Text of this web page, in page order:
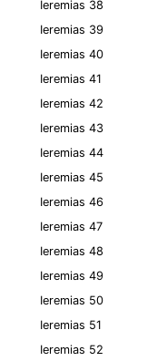
Ieremias 38
Ieremias 39
Ieremias 40
Ieremias 41
Ieremias 42
Ieremias 43
Ieremias 44
Ieremias 45
Ieremias 46
Ieremias 47
Ieremias 48
Ieremias 49
Ieremias 50
Ieremias 51
Ieremias 52